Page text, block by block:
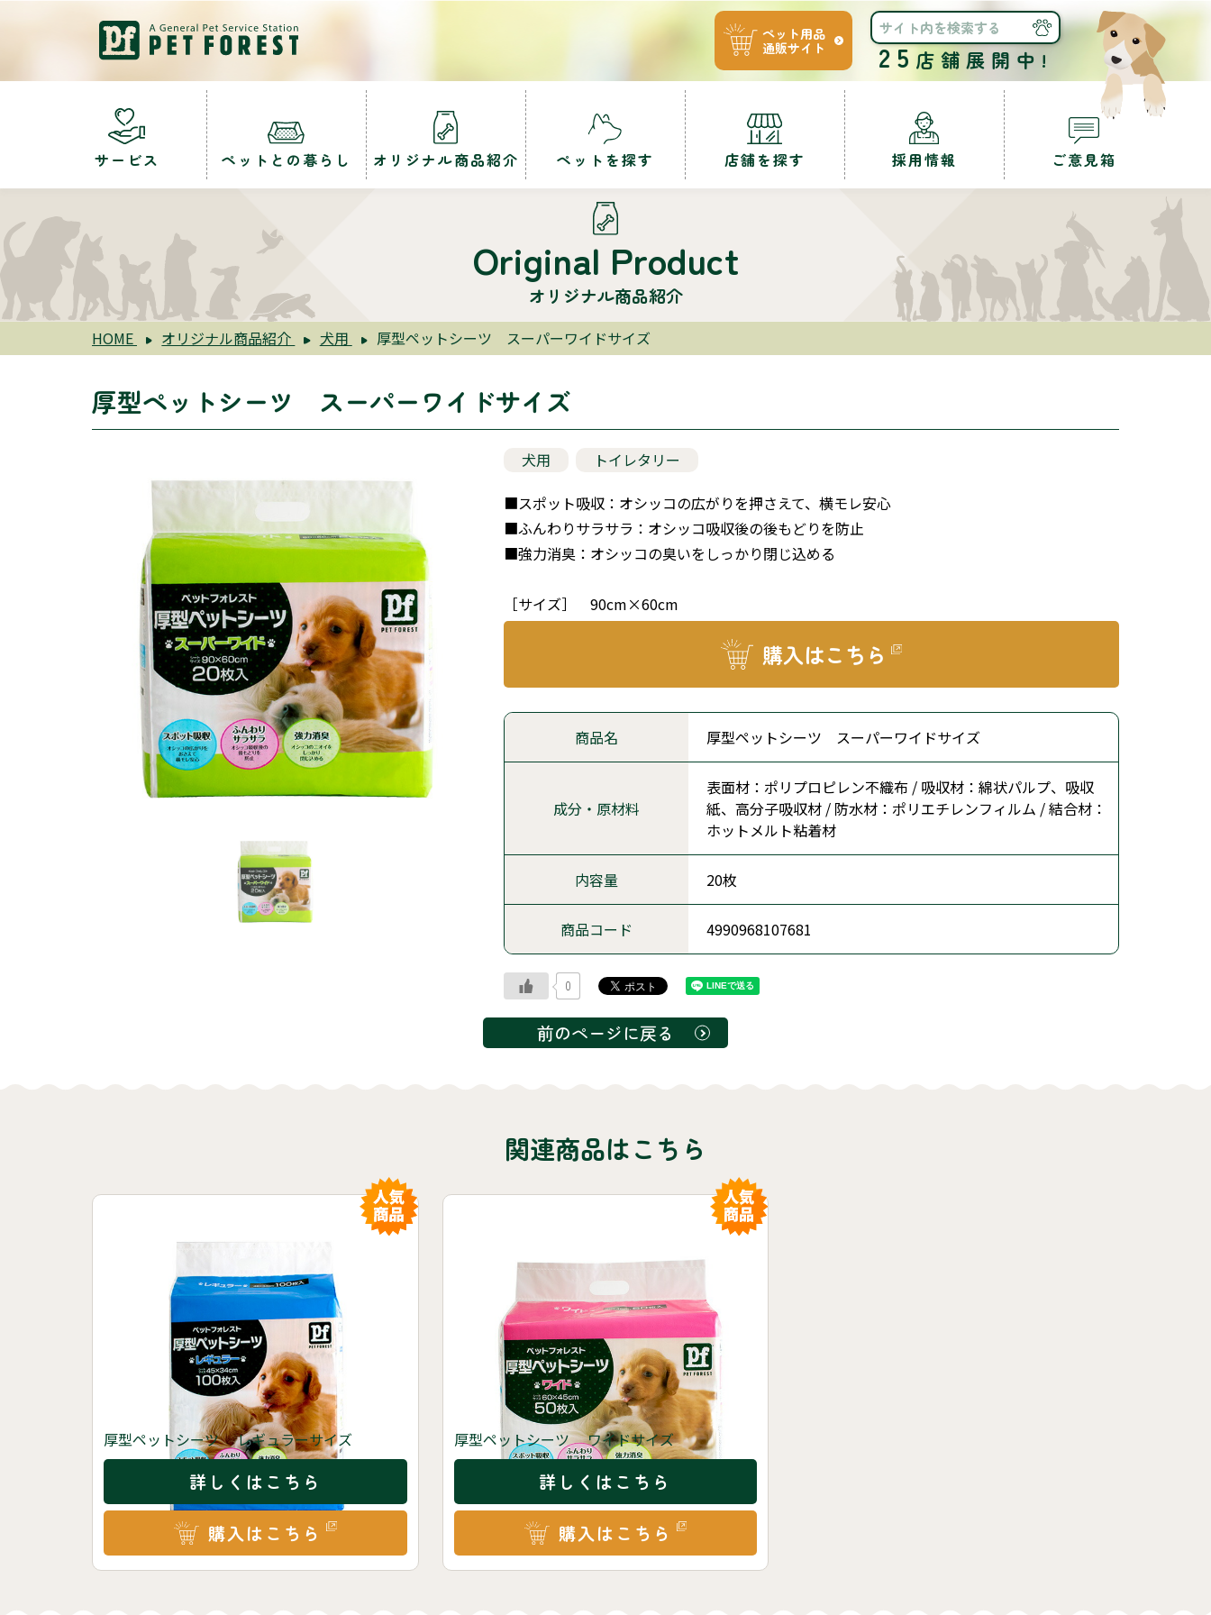
ペット用品
通販サイト
25店舗展開中!
サービス ペットとの暮らし オリジナル商品紹介 ペットを探す 店舗を探す 採用情報 ご意見箱
Original Product
オリジナル商品紹介
HOME オリジナル商品紹介 犬用 厚型ペットシーツ スーパーワイドサイズ
厚型ペットシーツ スーパーワイドサイズ
犬用
トイレタリー
■スポット吸収：オシッコの広がりを押さえて、横モレ安心
■ふんわりサラサラ：オシッコ吸収後の後もどりを防止
■強力消臭：オシッコの臭いをしっかり閉じ込める
［サイズ］ 90cm×60cm
購入はこちら
商品名 厚型ペットシーツ スーパーワイドサイズ
成分・原材料
表面材：ポリプロピレン不織布 / 吸収材：綿状パルプ、吸収
紙、高分子吸収材 / 防水材：ポリエチレンフィルム / 結合材：
ホットメルト粘着材
内容量 20枚
商品コード 4990968107681
0
前のページに戻る
関連商品はこちら
厚型ペットシーツ レギュラーサイズ
詳しくはこちら
購入はこちら
厚型ペットシーツ ワイドサイズ
詳しくはこちら
購入はこちら